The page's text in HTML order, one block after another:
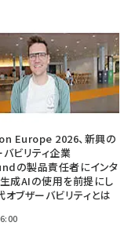
Europe 2026、新興の
バビリティ企業
の製品責任者にインタ
生成AIの使用を前提にし
オブザーバビリティとは